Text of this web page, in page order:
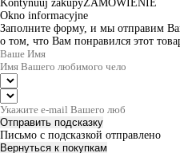
Kontynuuj zakupyZAMÓWIENIE
Okno informacyjne
Заполните форму, и мы отправим
о том, что Вам понравился этот
Отправить подсказку
Письмо с подсказкой отправлено
Вернуться к покупкам